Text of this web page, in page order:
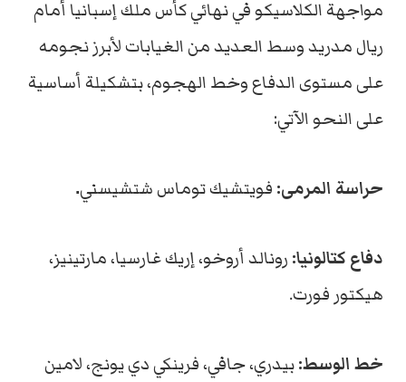
مواجهة الكلاسيكو في نهائي كأس ملك إسبانيا أمام
ريال مدريد وسط العديد من الغيابات لأبرز نجومه
على مستوى الدفاع وخط الهجوم، بتشكيلة أساسية
على النحو الآتي:
حراسة المرمى: فويتشيك توماس شتشيسني.
دفاع كتالونيا: رونالد أروخو، إريك غارسيا، مارتينيز،
هيكتور فورت.
خط الوسط:بيدري، جافي، فرينكي دي يونج، لامين